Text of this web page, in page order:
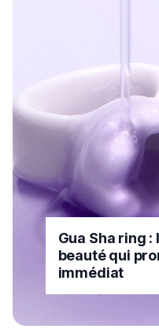
Gua Sha ring
beauté qui
immédiat